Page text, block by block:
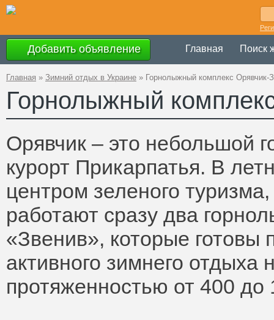
Добавить объявление Главная Поиск
Главная » Зимний отдых в Украине » Горнолыжный комплекс Орявчик-
Горнолыжный
Орявчик – это небольшой
курорт Прикарпатья. В
центром зеленого
работают сразу два
«Звенив», которые
активного зимнего отдыха
протяженностью от 400 до